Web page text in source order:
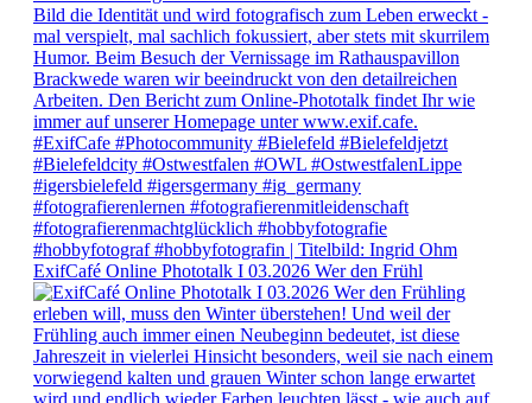
ExifCafé Online Phototalk I 03.2026 Wer den Frühl